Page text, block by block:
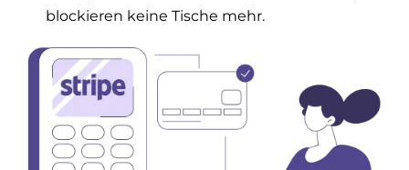
blockieren keine Tische mehr.